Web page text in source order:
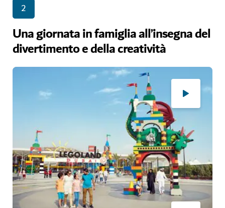
2
Una giornata in famiglia all’insegna del
divertimento e della creatività